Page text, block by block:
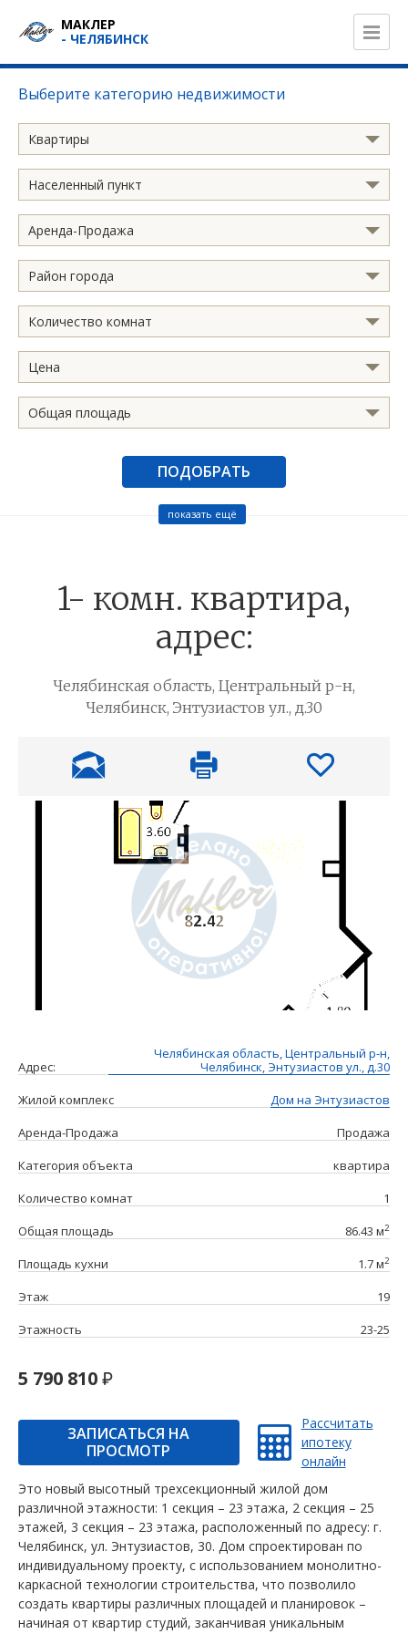
МАКЛЕР
- ЧЕЛЯБИНСК
Выберите категорию недвижимости
Квартиры
Населенный пункт
Аренда-Продажа
Район города
Количество комнат
Цена
Общая площадь
ПОДОБРАТЬ
показать ещё
1- комн. квартира,
адрес:
Челябинская область, Центральный р-н,
Челябинск, Энтузиастов ул., д.30
Адрес:
Челябинская область, Центральный р-н,
Челябинск, Энтузиастов ул., д.30
Жилой комплекс
Дом на Энтузиастов
Аренда-Продажа
Продажа
Категория объекта
квартира
Количество комнат
1
Общая площадь
86.43 м2
Площадь кухни 1.7 м2
Этаж
19
Этажность
23-25
5 790 810
ЗАПИСАТЬСЯ НА
ПРОСМОТР
Рассчитать
ипотеку
онлайн
Это новый высотный трехсекционный жилой дом
различной этажности: 1 секция – 23 этажа, 2 секция – 25
этажей, 3 секция – 23 этажа, расположенный по адресу: г.
Челябинск, ул. Энтузиастов, 30. Дом спроектирован по
индивидуальному проекту, с использованием монолитно-
каркасной технологии строительства, что позволило
создать квартиры различных площадей и планировок –
начиная от квартир студий, заканчивая уникальным